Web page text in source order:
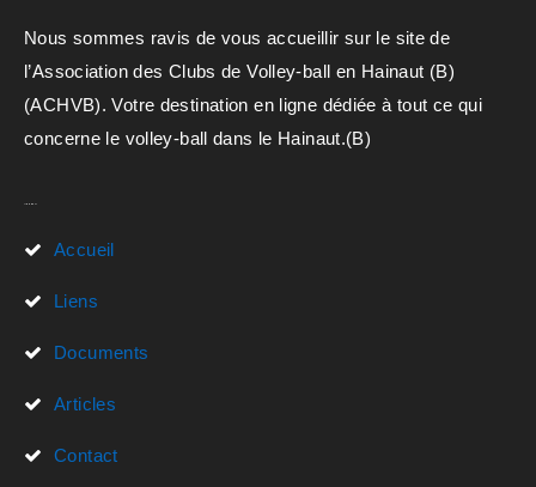
Nous sommes ravis de vous accueillir sur le site de
l’Association des Clubs de Volley-ball en Hainaut (B)
(ACHVB). Votre destination en ligne dédiée à tout ce qui
concerne le volley-ball dans le Hainaut.(B)
Accueil
Liens
Documents
Articles
Contact